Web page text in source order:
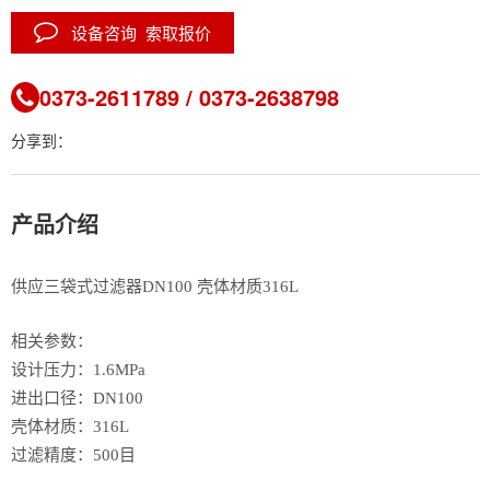
设备咨询 索取报价
0373-2611789 / 0373-2638798
分享到：
产品介绍
供应三袋式过滤器DN100 壳体材质316L
相关参数：
设计压力：1.6MPa
进出口径：DN100
壳体材质：316L
过滤精度：500目